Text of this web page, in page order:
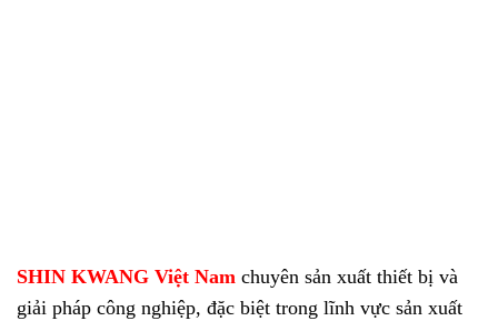
SHIN KWANG Việt Nam chuyên sản xuất thiết bị và
giải pháp công nghiệp, đặc biệt trong lĩnh vực sản xuất